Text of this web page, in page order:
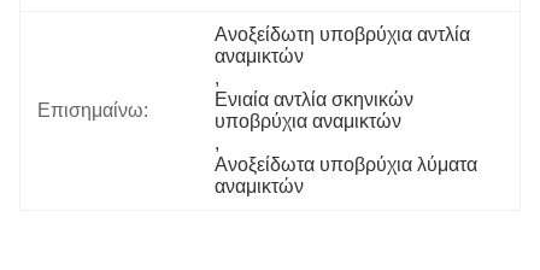
Επισημαίνω:
Ανοξείδωτη υποβρύχια αντλία
αναμικτών
,
Ενιαία αντλία σκηνικών
υποβρύχια αναμικτών
,
Ανοξείδωτα υποβρύχια λύματα
αναμικτών